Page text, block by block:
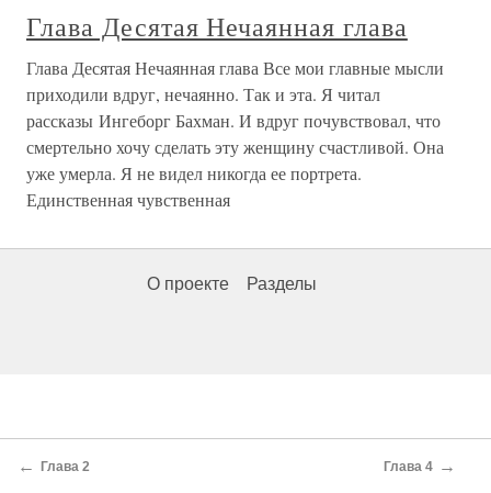
Глава Десятая Нечаянная глава
Глава Десятая Нечаянная глава Все мои главные мысли
приходили вдруг, нечаянно. Так и эта. Я читал
рассказы Ингеборг Бахман. И вдруг почувствовал, что
смертельно хочу сделать эту женщину счастливой. Она
уже умерла. Я не видел никогда ее портрета.
Единственная чувственная
О проекте Разделы
← Глава 2 Глава 4 →